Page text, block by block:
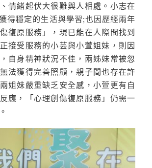
情緒起伏大很難與人相處。小志在
得穩定的生活與學習;也因歷經兩年
復原服務」，現已能在人際間找到
接受服務的小芸與小萱姐妹，則因
自身精神狀況不佳，兩姊妹常被忽
法獲得完善照顧，親子間也存在許
姐妹嚴重缺乏安全感，小萱更有自
應，「心理創傷復原服務」仍需一